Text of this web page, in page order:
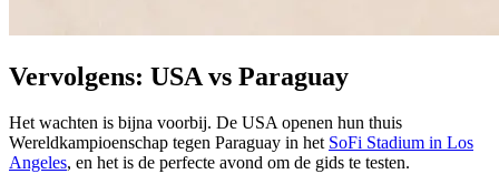
Vervolgens: USA vs Paraguay
Het wachten is bijna voorbij. De USA openen hun thuis
Wereldkampioenschap tegen Paraguay in het SoFi Stadium in Los
Angeles, en het is de perfecte avond om de gids te testen.